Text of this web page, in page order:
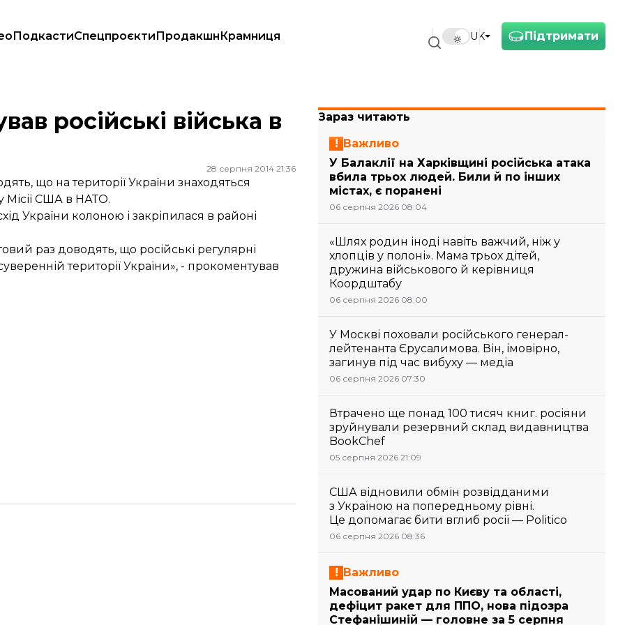
Підтримати
UK
ПодкастиСпецпроєктиПродакшнКрамниця
російські війська в
28 серпня 2014 21:36
що на території України знаходяться
Місії США в НАТО.
України колоною і закріпилася в районі
раз доводять, що російські регулярні
території України», - прокоментував
Зараз читають
Важливо
У Балаклії на Харківщині російська атака
вбила трьох людей. Били й по інших
містах, є поранені
06 серпня 2026 08:04
«Шлях родин іноді навіть важчий, ніж у
хлопців у полоні». Мама трьох дітей,
дружина військового й керівниця
Коордштабу
06 серпня 2026 08:00
У Москві поховали російського генерал-
лейтенанта Єрусалимова. Він, імовірно,
загинув під час вибуху — медіа
06 серпня 2026 07:30
Втрачено ще понад 100 тисяч книг. росіяни
зруйнували резервний склад видавництва
BookChef
05 серпня 2026 21:09
США відновили обмін розвідданими
з Україною на попередньому рівні.
Це допомагає бити вглиб росії — Politico
06 серпня 2026 08:36
Важливо
Масований удар по Києву та області,
дефіцит ракет для ППО, нова підозра
Стефанішиній — головне за 5 серпня